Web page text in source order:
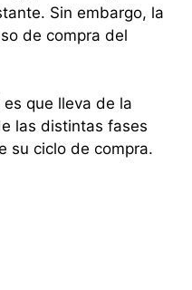
Sin embargo, la
de compra del
que lleva de la
las distintas fases
su ciclo de compra.